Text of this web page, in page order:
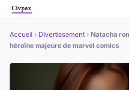
Accueil › Divertissement › Natacha
héroïne majeure de marvel comics